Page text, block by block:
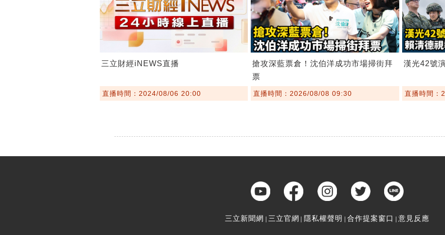
三立財經iNEWS直播
直播時間：2024/08/06 20:00
搶攻深藍票倉！沈伯洋成功市場掃街拜
票
直播時間：2026/08/08 09:30
漢光42號
直播時間
三立新聞網 三立官網 隱私權聲明 合作提案窗口 意見反應